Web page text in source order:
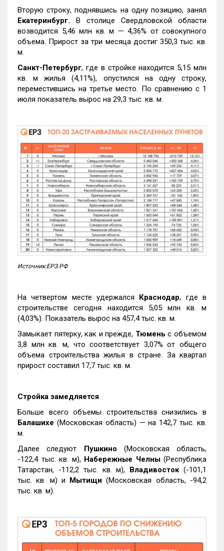
Вторую строку, поднявшись на одну позицию, занял
Екатеринбург. В столице Свердловской области
возводится 5,46 млн кв. м — 4,36% от совокупного
объема. Прирост за три месяца достиг 350,3 тыс. кв.
м.
Санкт-Петербург, где в стройке находится 5,15 млн
кв. м жилья (4,11%), опустился на одну строку,
переместившись на третье место. По сравнению с 1
июля показатель вырос на 29,3 тыс. кв. м.
Источник:ЕРЗ.РФ
На четвертом месте удержался Краснодар, где в
строительстве сегодня находится 5,05 млн кв. м
(4,03%). Показатель вырос на 457,4 тыс. кв. м.
Замыкает пятерку, как и прежде, Тюмень с объемом
3,8 млн кв. м, что соответствует 3,07% от общего
объема строительства жилья в стране. За квартал
прирост составил 17,7 тыс. кв. м.
Стройка замедляется
Больше всего объемы строительства снизились в
Балашихе (Московская область) — на 142,7 тыс. кв.
м.
Далее следуют Пушкино (Московская область,
-122,4 тыс. кв. м), Набережные Челны(Республика
Татарстан, -112,2 тыс. кв. м), Владивосток(-101,1
тыс. кв. м) и Мытищи (Московская область, -94,2
тыс. кв. м).